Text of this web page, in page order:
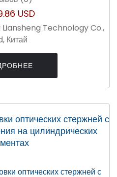
USD
Liansheng Technology Co.,
Китай
оптических стержней с
на цилиндрических